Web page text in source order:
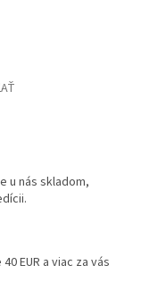
u nás skladom,
EUR a viac za vás